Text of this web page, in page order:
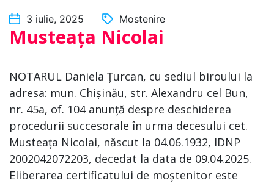
3 iulie, 2025 Mostenire
Musteața Nicolai
NOTARUL Daniela Țurcan, cu sediul biroului la
adresa: mun. Chișinău, str. Alexandru cel Bun,
nr. 45a, of. 104 anunță despre deschiderea
procedurii succesorale în urma decesului cet.
Musteața Nicolai, născut la 04.06.1932, IDNP
2002042072203, decedat la data de 09.04.2025.
Eliberarea certificatului de moștenitor este